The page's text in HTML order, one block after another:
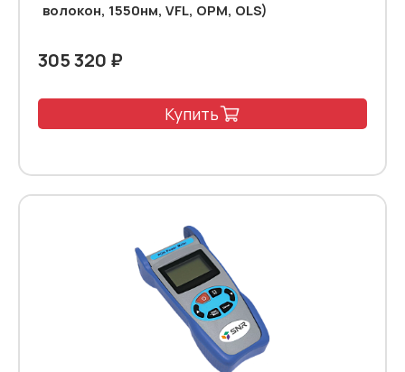
волокон, 1550нм, VFL, OPM, OLS)
305 320 ₽
Купить